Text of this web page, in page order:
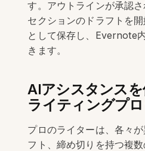
す。アウトラインが承認
セクションのドラフトを
として保存し、Evernote
きます。
AIアシスタンス
ライティングプ
プロのライターは、各々
フト、締め切りを持つ複